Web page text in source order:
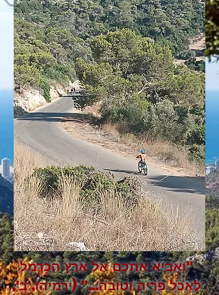
"וָאָבִיא אֶתְכֶם אֶל אֶרֶץ הַכַּרְמֶל
לֶאֱכֹל פִּרְיָהּ וְטוּבָהּ..." (ירמיהו, ב',